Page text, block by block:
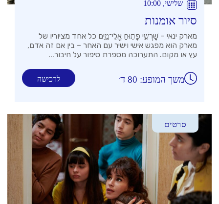
שלישי, 10:00
סיור אומנות
מארק ינאי – שׇׁרְשִׁ֣י פָת֣וּחַ אֱלֵי־מָ֑יִם כל אחד מציוריו של
מארק הוא מפגש אישי וישיר עם האחר – בין אם זה אדם,
עץ או מקום. התערוכה מספרת סיפור על חיבור...
לרכישה משך המופע: 80 ד׳
סרטים